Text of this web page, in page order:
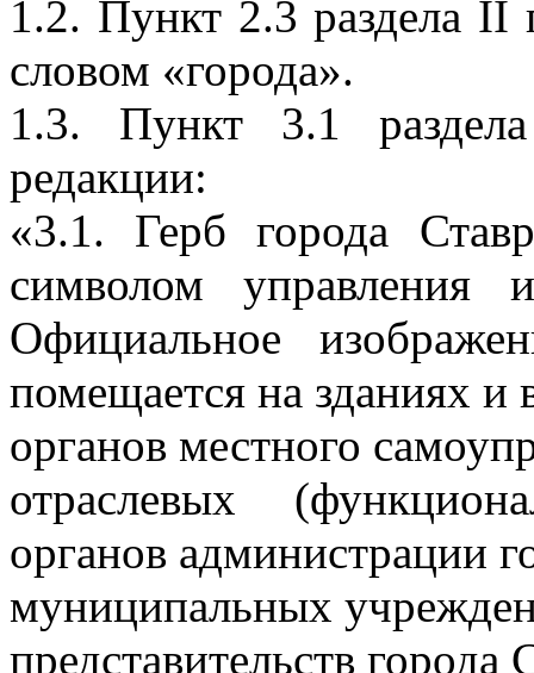
1.2. Пункт 2.3 раздела II
словом «города».
1.3. Пункт 3.1
редакции:
«3.1. Герб города
символом управления
Официальное
помещается на зданиях и
органов местного
отраслевых
органов администрации
муниципальных
представительств города